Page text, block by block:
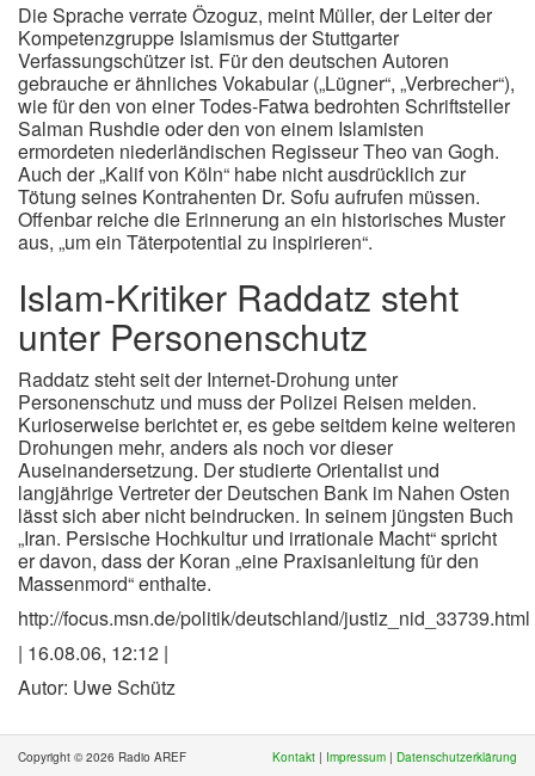
Die Sprache verrate Özoguz, meint Müller, der Leiter der
Kompetenzgruppe Islamismus der Stuttgarter
Verfassungschützer ist. Für den deutschen Autoren
gebrauche er ähnliches Vokabular („Lügner“, „Verbrecher“),
wie für den von einer Todes-Fatwa bedrohten Schriftsteller
Salman Rushdie oder den von einem Islamisten
ermordeten niederländischen Regisseur Theo van Gogh.
Auch der „Kalif von Köln“ habe nicht ausdrücklich zur
Tötung seines Kontrahenten Dr. Sofu aufrufen müssen.
Offenbar reiche die Erinnerung an ein historisches Muster
aus, „um ein Täterpotential zu inspirieren“.
Islam-Kritiker Raddatz steht
unter Personenschutz
Raddatz steht seit der Internet-Drohung unter
Personenschutz und muss der Polizei Reisen melden.
Kurioserweise berichtet er, es gebe seitdem keine weiteren
Drohungen mehr, anders als noch vor dieser
Auseinandersetzung. Der studierte Orientalist und
langjährige Vertreter der Deutschen Bank im Nahen Osten
lässt sich aber nicht beindrucken. In seinem jüngsten Buch
„Iran. Persische Hochkultur und irrationale Macht“ spricht
er davon, dass der Koran „eine Praxisanleitung für den
Massenmord“ enthalte.
http://focus.msn.de/politik/deutschland/justiz_nid_33739.html
| 16.08.06, 12:12 |
Autor: Uwe Schütz
Copyright © 2026 Radio AREF Kontakt | Impressum | Datenschutzerklärung